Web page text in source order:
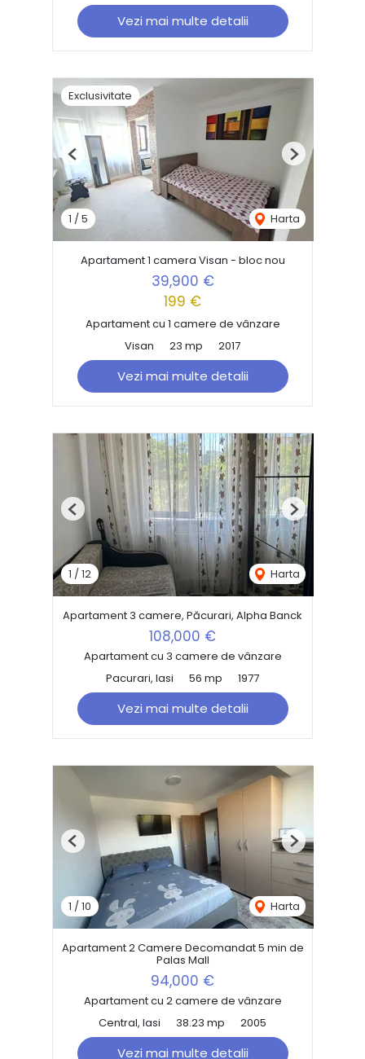
Vezi mai multe detalii
Exclusivitate
1 / 5 Harta
Previous Next
Apartament 1 camera Visan - bloc nou
39,900 €
199 €
Apartament cu 1 camere de vânzare
Visan
23 mp 2017
Vezi mai multe detalii
1 / 12 Harta
Previous Next
Apartament 3 camere, Păcurari, Alpha Banck
108,000 €
Apartament cu 3 camere de vânzare
Pacurari, Iasi
56 mp 1977
Vezi mai multe detalii
1 /10 Harta
Previous Next
Apartament 2 Camere Decomandat 5 min de
Palas Mall
94,000 €
Apartament cu 2 camere de vânzare
Central, Iasi
38.23 mp 2005
Vezi mai multe detalii